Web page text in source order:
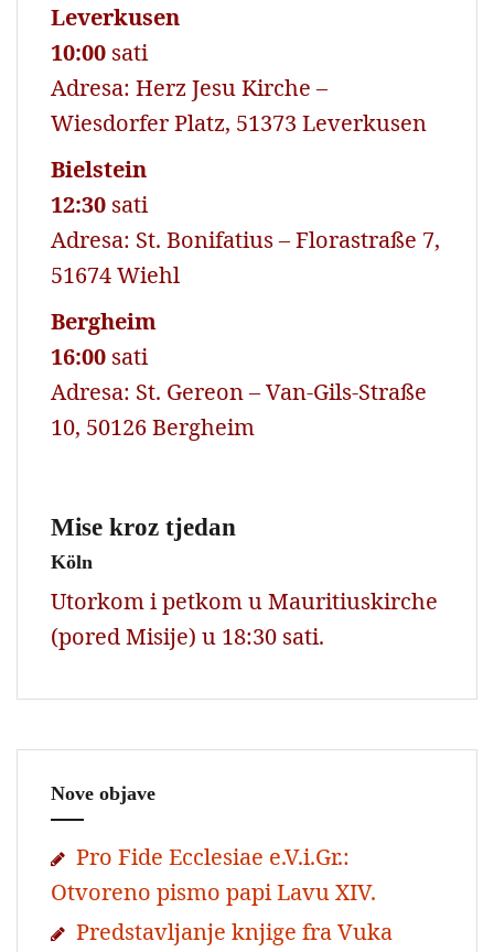
Leverkusen
10:00 sati
Adresa: Herz Jesu Kirche –
Wiesdorfer Platz, 51373 Leverkusen
Bielstein
12:30 sati
Adresa: St. Bonifatius – Florastraße 7,
51674 Wiehl
Bergheim
16:00 sati
Adresa: St. Gereon – Van-Gils-Straße
10, 50126 Bergheim
Mise kroz tjedan
Köln
Utorkom i petkom u Mauritiuskirche
(pored Misije) u 18:30 sati.
Nove objave
Pro Fide Ecclesiae e.V.i.Gr.:
Otvoreno pismo papi Lavu XIV.
Predstavljanje knjige fra Vuka